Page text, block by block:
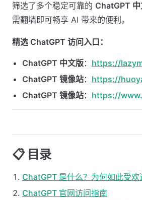
筛选了多个稳定可靠的 ChatGPT
需翻墙即可畅享 AI 带来的便利。
精选 ChatGPT 访问入口：
ChatGPT 中文版： https://
ChatGPT 镜像站： https://
ChatGPT 镜像站： https://
📋 目录
ChatGPT 是什么？为何如此受欢
ChatGPT 官网访问指南